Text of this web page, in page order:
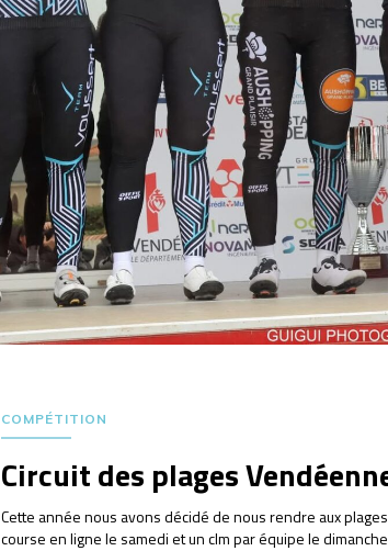
COMPÉTITION
Circuit des plages
Cette année nous avons décidé de nous rendre aux
course en ligne le samedi et un clm par équipe le